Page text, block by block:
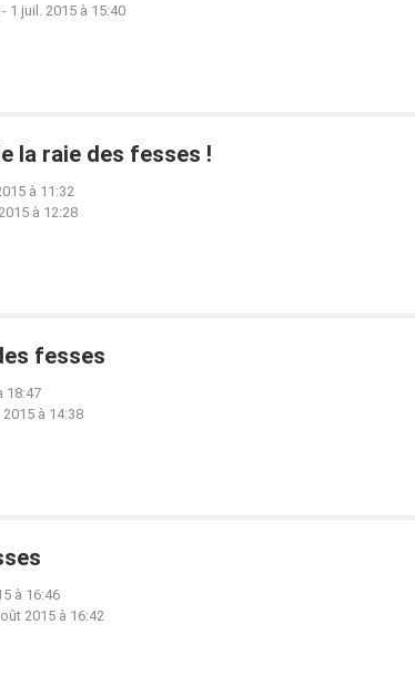
- 1 juil. 2015 à 15:40
la raie des fesses !
à 11:32
à 12:28
fesses
18:47
2015 à 14:38
à 16:46
2015 à 16:42